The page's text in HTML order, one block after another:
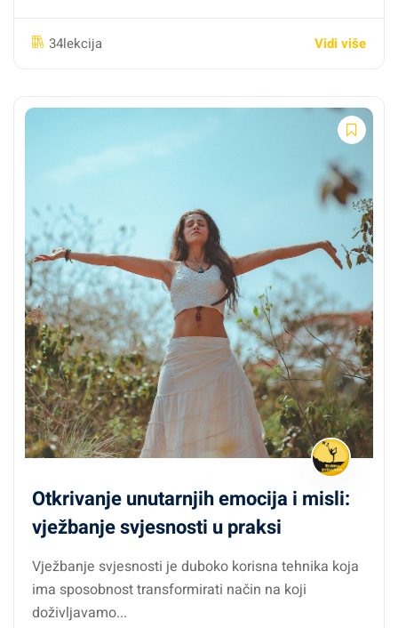
34lekcija Vidi više
Otkrivanje unutarnjih emocija i misli:
vježbanje svjesnosti u praksi
Vježbanje svjesnosti je duboko korisna tehnika koja
ima sposobnost transformirati način na koji
doživljavamo...